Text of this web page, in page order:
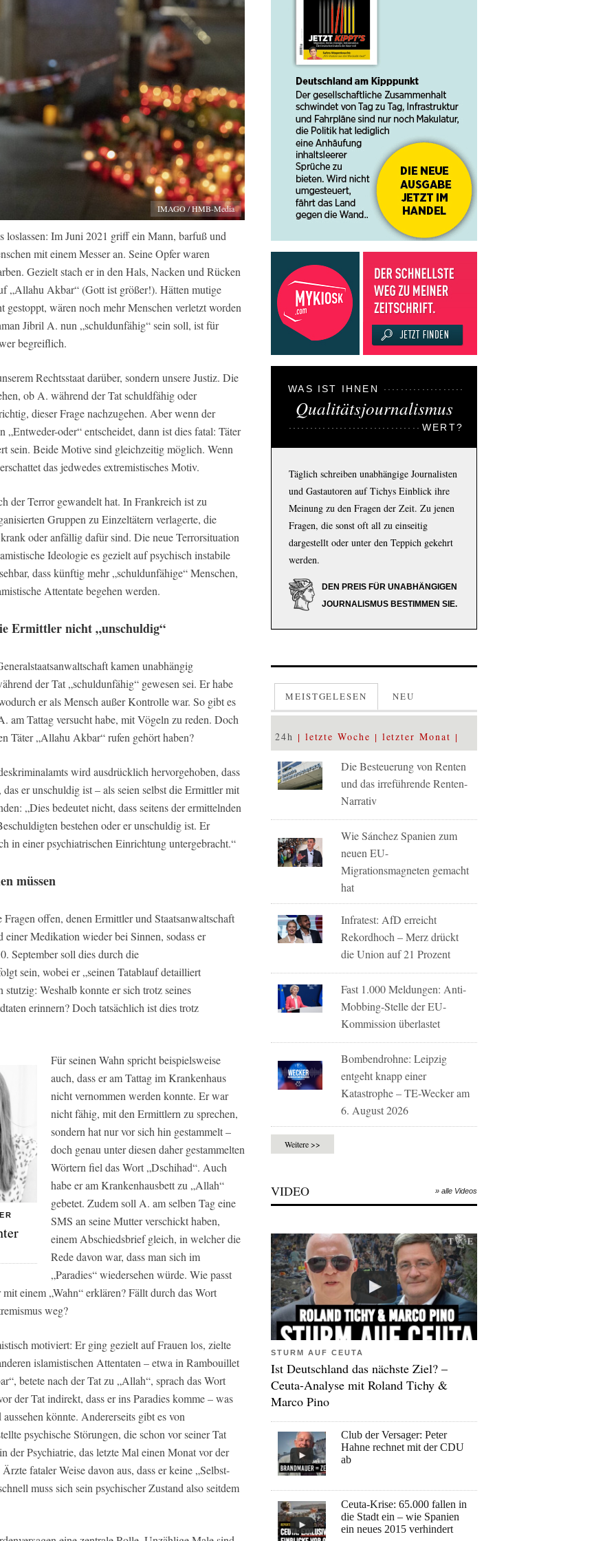
IMAGO / HMB-Media
Im Juni 2021 griff ein Mann, barfuß und
mit einem Messer an. Seine Opfer waren
Gezielt stach er in den Hals, Nacken und Rücken
„Allahu Akbar“ (Gott ist größer!). Hätten mutige
gestoppt, wären noch mehr Menschen verletzt worden
Jibril A. nun „schuldunfähig“ sein soll, ist für
begreiflich.
Rechtsstaat darüber, sondern unsere Justiz. Die
ob A. während der Tat schuldfähig oder
dieser Frage nachzugehen. Aber wenn der
„Entweder-oder“ entscheidet, dann ist dies fatal: Täter
sein. Beide Motive sind gleichzeitig möglich. Wenn
das jedwedes extremistisches Motiv.
der Terror gewandelt hat. In Frankreich ist zu
Gruppen zu Einzeltätern verlagerte, die
oder anfällig dafür sind. Die neue Terrorsituation
Ideologie es gezielt auf psychisch instabile
dass künftig mehr „schuldunfähige“ Menschen,
Attentate begehen werden.
Ermittler nicht „unschuldig“
kamen unabhängig
der Tat „schuldunfähig“ gewesen sei. Er habe
er als Mensch außer Kontrolle war. So gibt es
am Tattag versucht habe, mit Vögeln zu reden. Doch
Täter „Allahu Akbar“ rufen gehört haben?
wird ausdrücklich hervorgehoben, dass
er unschuldig ist – als seien selbst die Ermittler mit
„Dies bedeutet nicht, dass seitens der ermittelnden
bestehen oder er unschuldig ist. Er
in einer psychiatrischen Einrichtung untergebracht.“
müssen
offen, denen Ermittler und Staatsanwaltschaft
Medikation wieder bei Sinnen, sodass er
September soll dies durch die
sein, wobei er „seinen Tatablauf detailliert
Weshalb konnte er sich trotz seines
erinnern? Doch tatsächlich ist dies trotz
Für seinen Wahn spricht beispielsweise
auch, dass er am Tattag im Krankenhaus
nicht vernommen werden konnte. Er war
nicht fähig, mit den Ermittlern zu sprechen,
sondern hat nur vor sich hin gestammelt –
doch genau unter diesen daher gestammelten
Wörtern fiel das Wort „Dschihad“. Auch
habe er am Krankenhausbett zu „Allah“
gebetet. Zudem soll A. am selben Tag eine
SMS an seine Mutter verschickt haben,
einem Abschiedsbrief gleich, in welcher die
Rede davon war, dass man sich im
„Paradies“ wiedersehen würde. Wie passt
einem „Wahn“ erklären? Fällt durch das Wort
weg?
motiviert: Er ging gezielt auf Frauen los, zielte
islamistischen Attentaten – etwa in Rambouillet
betete nach der Tat zu „Allah“, sprach das Wort
der Tat indirekt, dass er ins Paradies komme – was
könnte. Andererseits gibt es von
psychische Störungen, die schon vor seiner Tat
Psychiatrie, das letzte Mal einen Monat vor der
fataler Weise davon aus, dass er keine „Selbst-
muss sich sein psychischer Zustand also seitdem
WAS IST IHNEN
Qualitätsjournalismus
WERT?
Täglich schreiben unabhängige Journalisten
und Gastautoren auf Tichys Einblick ihre
Meinung zu den Fragen der Zeit. Zu jenen
Fragen, die sonst oft all zu einseitig
dargestellt oder unter den Teppich gekehrt
werden.
DEN PREIS FÜR UNABHÄNGIGEN
JOURNALISMUS BESTIMMEN SIE.
MEISTGELESEN NEU
24h letzte Woche letzter Monat
Die Besteuerung von Renten
und das irreführende Renten-
Narrativ
Wie Sánchez Spanien zum
neuen EU-
Migrationsmagneten gemacht
hat
Infratest: AfD erreicht
Rekordhoch – Merz drückt
die Union auf 21 Prozent
Fast 1.000 Meldungen: Anti-
Mobbing-Stelle der EU-
Kommission überlastet
Bombendrohne: Leipzig
entgeht knapp einer
Katastrophe – TE-Wecker am
6. August 2026
Weitere >>
VIDEO » alle Videos
STURM AUF CEUTA
Ist Deutschland das nächste Ziel? –
Ceuta-Analyse mit Roland Tichy &
Marco Pino
Club der Versager: Peter
Hahne rechnet mit der CDU
ab
Ceuta-Krise: 65.000 fallen in
die Stadt ein – wie Spanien
ein neues 2015 verhindert